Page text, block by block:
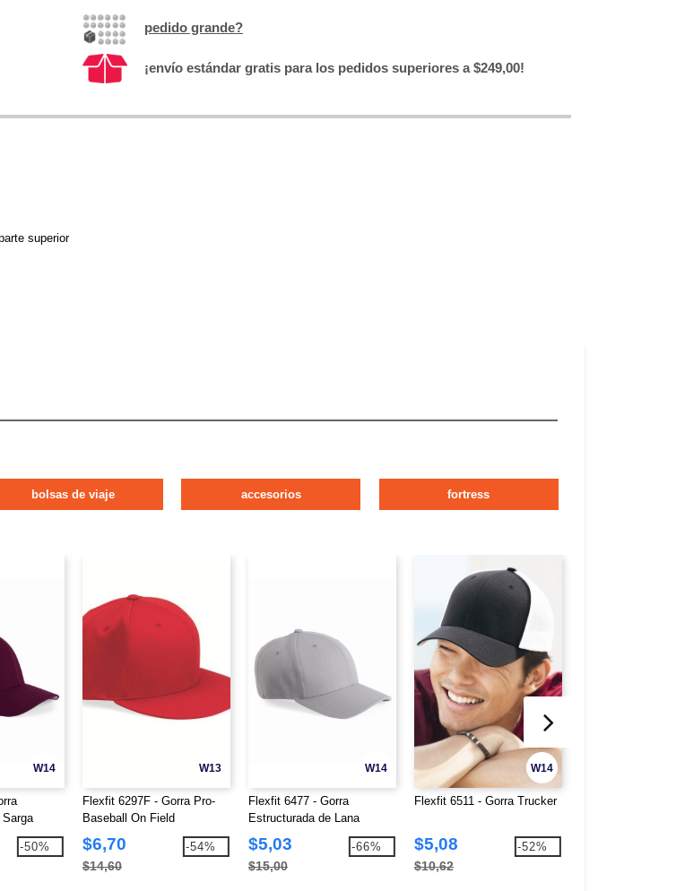
pedido grande?
¡envío estándar gratis para los pedidos superiores a $249,00!
superior
bolsas de viaje accesorios fortress
W14
-50%
W13
Flexfit 6297F - Gorra Pro-
Baseball On Field
$6,70
$14,60
-54%
W14
Flexfit 6477 - Gorra
Estructurada de Lana
$5,03
$15,00
-66%
W14
Flexfit 6511 - Gorra Trucker
$5,08
$10,62
-52%